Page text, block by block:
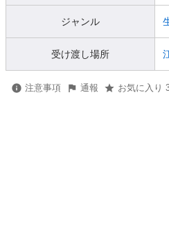
ジャンル
受け渡し場所
注意事項 通報 お気に入り